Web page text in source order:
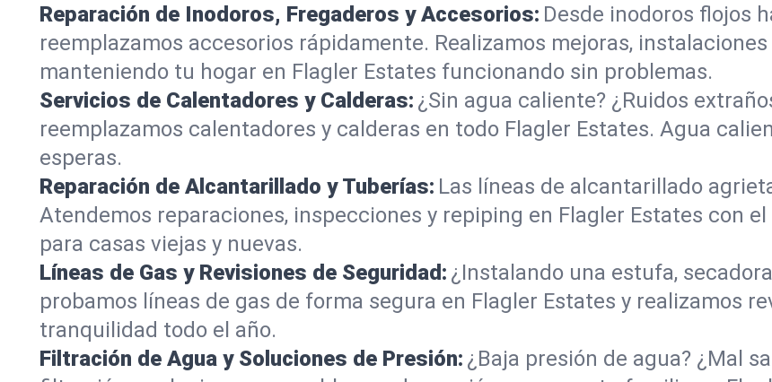
Reparación de Inodoros, Fregaderos y Accesorios: Desde inodoros flojos
reemplazamos accesorios rápidamente. Realizamos mejoras,
manteniendo tu hogar en Flagler Estates funcionando sin problemas.
Servicios de Calentadores y Calderas: ¿Sin agua caliente? ¿Ruidos
reemplazamos calentadores y calderas en todo Flagler Estates. Agua
esperas.
Reparación de Alcantarillado y Tuberías: Las líneas de alcantarillado
Atendemos reparaciones, inspecciones y repiping en Flagler Estates con
para casas viejas y nuevas.
Líneas de Gas y Revisiones de Seguridad: ¿Instalando una estufa,
probamos líneas de gas de forma segura en Flagler Estates y realizamos
tranquilidad todo el año.
Filtración de Agua y Soluciones de Presión: ¿Baja presión de agua? ¿Mal